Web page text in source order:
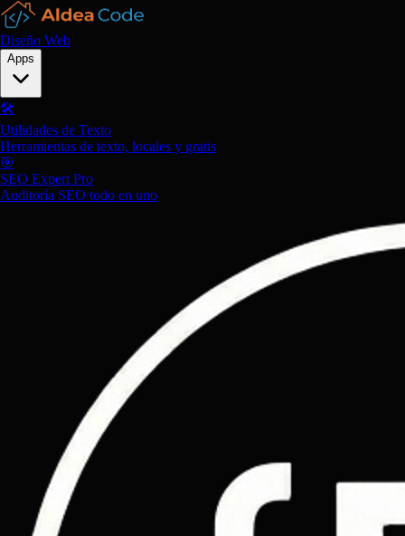
Diseño Web
Apps
🛠️
Utilidades de Texto
Herramientas de texto, locales y gratis
🎯
SEO Expert Pro
Auditoría SEO todo en uno